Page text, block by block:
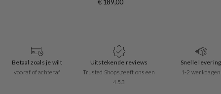
€ 189,00
Uitstekende reviews
Trusted Shops geeft ons een
Snelle levering
1-2 werkdagen
Gratis
DHL